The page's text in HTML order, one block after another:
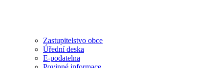
Zastupitelstvo obce
Úřední deska
E-podatelna